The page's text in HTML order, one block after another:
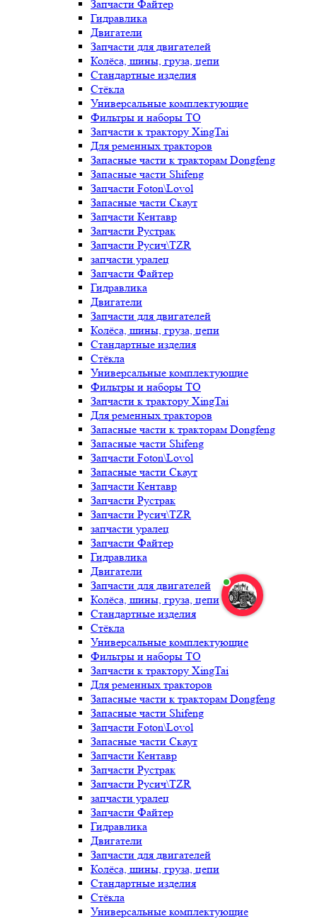
Запчасти Файтер
Гидравлика
Двигатели
Запчасти для двигателей
Колёса, шины, груза, цепи
Стандартные изделия
Стёкла
Универсальные комплектующие
Фильтры и наборы ТО
Запчасти к трактору XingTai
Для ременных тракторов
Запасные части к тракторам Dongfeng
Запасные части Shifeng
Запчасти Foton\Lovol
Запасные части Скаут
Запчасти Кентавр
Запчасти Рустрак
Запчасти Русич\TZR
запчасти уралец
Запчасти Файтер
Гидравлика
Двигатели
Запчасти для двигателей
Колёса, шины, груза, цепи
Стандартные изделия
Стёкла
Универсальные комплектующие
Фильтры и наборы ТО
Запчасти к трактору XingTai
Для ременных тракторов
Запасные части к тракторам Dongfeng
Запасные части Shifeng
Запчасти Foton\Lovol
Запасные части Скаут
Запчасти Кентавр
Запчасти Рустрак
Запчасти Русич\TZR
запчасти уралец
Запчасти Файтер
Гидравлика
Двигатели
Запчасти для двигателей
Колёса, шины, груза, цепи
Стандартные изделия
Стёкла
Универсальные комплектующие
Фильтры и наборы ТО
Запчасти к трактору XingTai
Для ременных тракторов
Запасные части к тракторам Dongfeng
Запасные части Shifeng
Запчасти Foton\Lovol
Запасные части Скаут
Запчасти Кентавр
Запчасти Рустрак
Запчасти Русич\TZR
запчасти уралец
Запчасти Файтер
Гидравлика
Двигатели
Запчасти для двигателей
Колёса, шины, груза, цепи
Стандартные изделия
Стёкла
Универсальные комплектующие